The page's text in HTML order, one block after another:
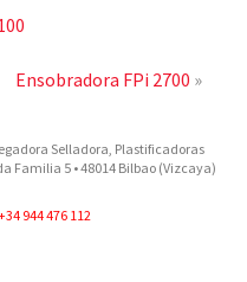
Ensobradora FPi 2700 »
Selladora, Plastificadoras
Familia 5•48014 Bilbao (Vizcaya)
944 476 112